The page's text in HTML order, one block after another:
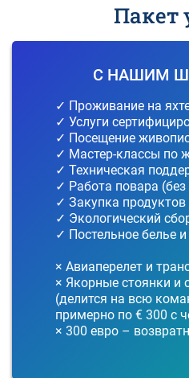
Пакет
С НАШИМ
✓ Проживание на
✓ Услуги
✓ Посещение
✓ Мастер-классы по
✓ Техническая
✓ Работа повара (без
✓ Закупка продуктов
✓ Экологический
✓ Постельное белье
× Авиаперелет и
× Якорные стоянки и
(делится на всю
примерно по € 300 с
× 300 евро –